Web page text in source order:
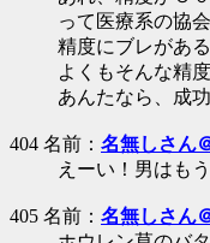
って医療系の協
精度にブレがあ
よくもそんな精
あんたなら、成
404 名前： 名無しさん
えーい！男はも
405 名前： 名無しさん